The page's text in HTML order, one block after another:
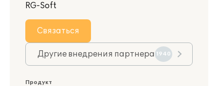
RG-Soft
Связаться
Другие внедрения партнера 1940
Продукт